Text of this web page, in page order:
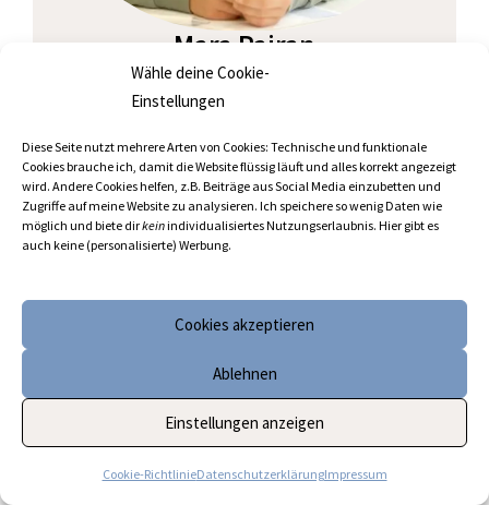
Wähle deine Cookie-
Einstellungen
Diese Seite nutzt mehrere Arten von Cookies: Technische und funktionale
Cookies brauche ich, damit die Website flüssig läuft und alles korrekt angezeigt
wird. Andere Cookies helfen, z.B. Beiträge aus Social Media einzubetten und
Zugriffe auf meine Website zu analysieren. Ich speichere so wenig Daten wie
möglich und biete dirkeinindividualisiertes Nutzungserlaubnis. Hier gibt es
auch keine (personalisierte) Werbung.
Cookies akzeptieren
Ablehnen
Einstellungen anzeigen
Cookie-RichtlinieDatenschutzerklärungImpressum
Mara Pairan
o
u
t
b
e
n
g
r
a
m
d
i
n
Gesunder Produktivität und ADHS.Gerne zeige ich
dir die wirksamsten Strategien gegen Überforderung,
Stress und Aufschieberitis.
trotzdem mehr Freizeit genießen. Ich zeige dir, wie
Über michund zumAnti-Überforderungs-Plan